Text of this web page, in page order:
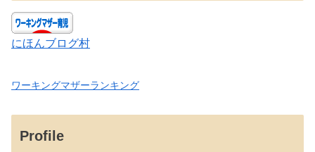
にほんブログ村
ワーキングマザーランキング
Profile